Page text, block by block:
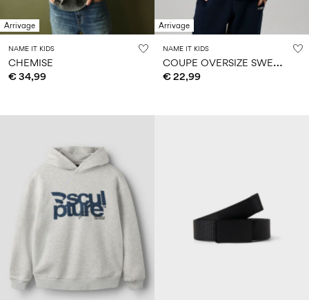
Arrivage
NAME IT KIDS
CHEMISE
€ 34,99
Arrivage
NAME IT KIDS
C
OUPE OVERSIZE SWEAT-SHIRT
€ 22,99